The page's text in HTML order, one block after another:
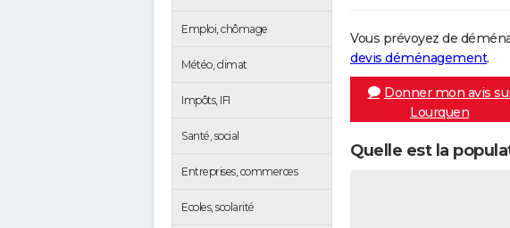
Emploi, chômage
Météo, climat
Impôts, IFI
Santé, social
Entreprises, commerces
Ecoles, scolarité
Vous prévoyez de
devis déménagement.
Donner mon avis
Lourquen
Quelle est la